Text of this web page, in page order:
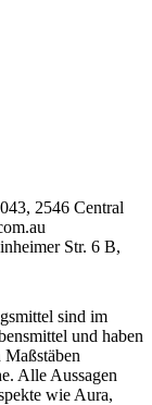
2546 Central
Str. 6 B,
sind im
und haben
Alle Aussagen
wie Aura,